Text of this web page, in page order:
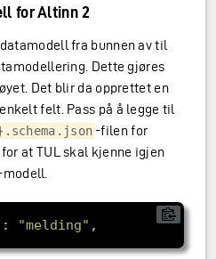
for Altinn 2
fra bunnen av til
Dette gjøres
Det blir da opprettet en
felt. Pass på å legge til
-filen for
at TUL skal kjenne igjen
: "melding"